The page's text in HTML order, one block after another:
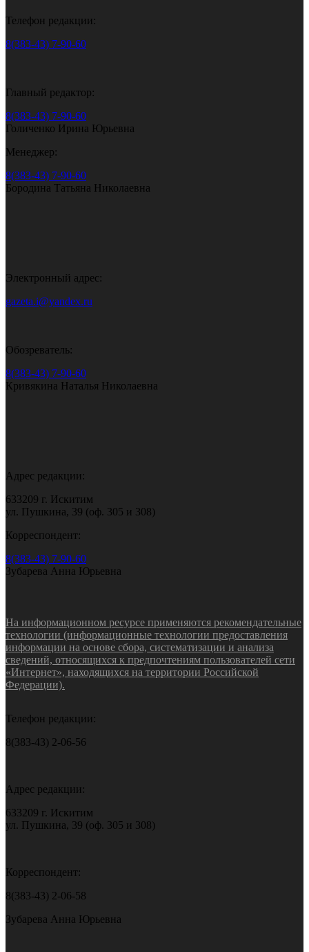
Телефон редакции:
8(383-43) 7-90-60
Главный редактор:
8(383-43) 7-90-60
Голиченко Ирина Юрьевна
Менеджер:
8(383-43) 7-90-60
Бородина Татьяна Николаевна
Электронный адрес:
gazeta.i@yandex.ru
Обозреватель:
8(383-43) 7-90-60
Кривякина Наталья Николаевна
Адрес редакции:
633209 г. Искитим
ул. Пушкина, 39 (оф. 305 и 308)
Корреспондент:
8(383-43) 7-90-60
Зубарева Анна Юрьевна
На информационном ресурсе применяются рекомендательные
технологии (информационные технологии предоставления
информации на основе сбора, систематизации и анализа
сведений, относящихся к предпочтениям пользователей сети
«Интернет», находящихся на территории Российской
Федерации).
Телефон редакции:
8(383-43) 2-06-56
Адрес редакции:
633209 г. Искитим
ул. Пушкина, 39 (оф. 305 и 308)
Корреспондент:
8(383-43) 2-06-58
Зубарева Анна Юрьевна